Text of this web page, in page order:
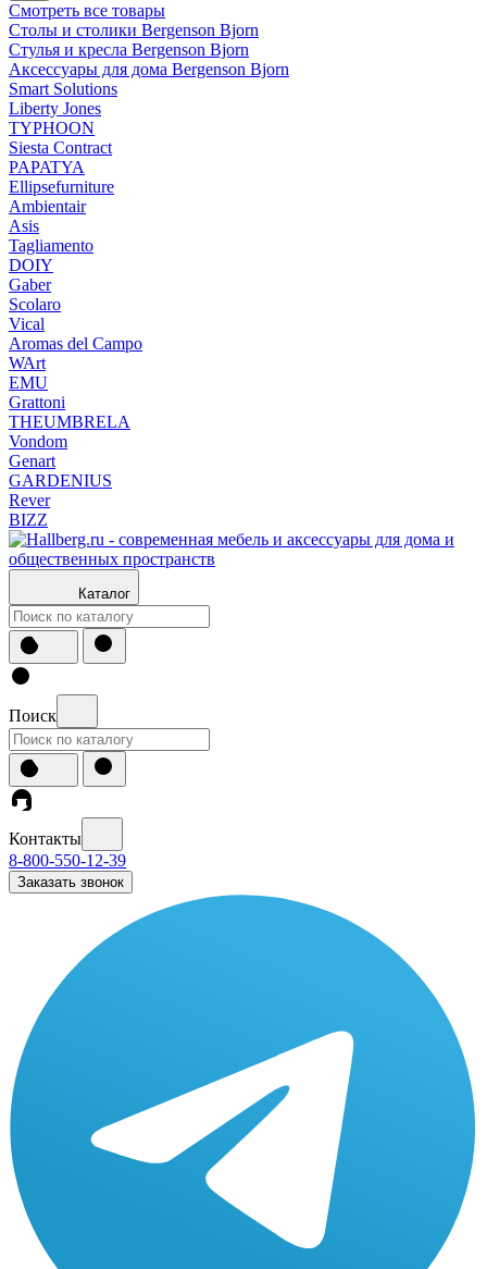
Смотреть все товары
Столы и столики Bergenson Bjorn
Стулья и кресла Bergenson Bjorn
Аксессуары для дома Bergenson Bjorn
Smart Solutions
Liberty Jones
TYPHOON
Siesta Contract
PAPATYA
Ellipsefurniture
Ambientair
Asis
Tagliamento
DOIY
Gaber
Scolaro
Vical
Aromas del Campo
WArt
EMU
Grattoni
THEUMBRELA
Vondom
Genart
GARDENIUS
Rever
BIZZ
Каталог
Поиск
Контакты
8-800-550-12-39
Заказать звонок